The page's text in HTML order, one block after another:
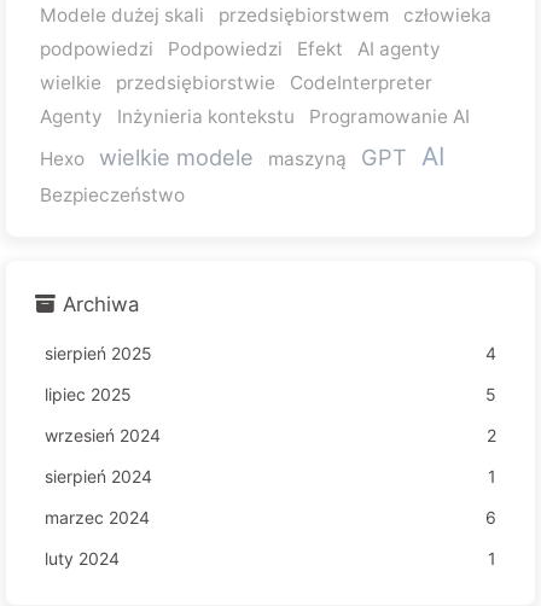
Modele dużej skali
przedsiębiorstwem
człowieka
podpowiedzi
Podpowiedzi Efekt
AI agenty
wielkie
przedsiębiorstwie
CodeInterpreter
Agenty
Inżynieria kontekstu
Programowanie AI
Hexo
wielkie modele maszyną GPT AI
Bezpieczeństwo
Archiwa
sierpień 2025
4
lipiec 2025
5
wrzesień 2024
2
sierpień 2024
1
marzec 2024
6
luty 2024
1